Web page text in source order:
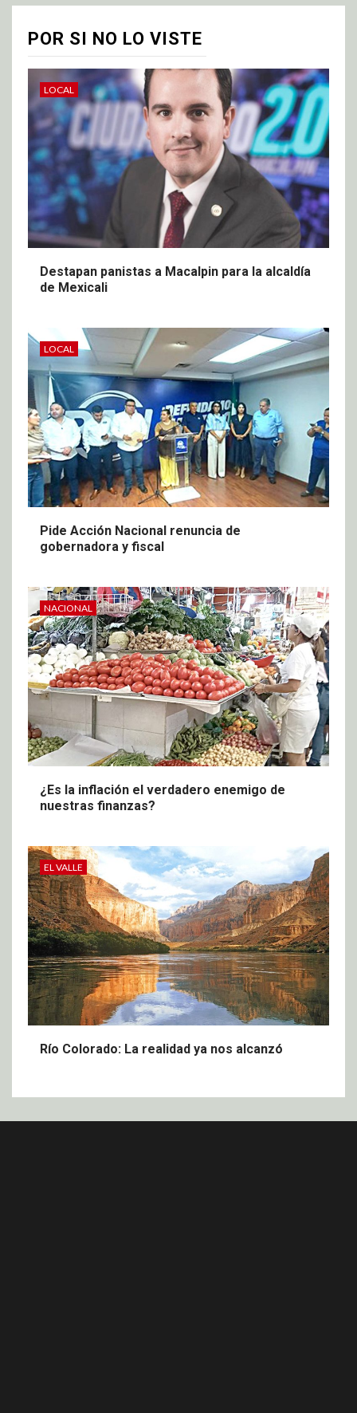
POR SI NO LO VISTE
LOCAL
Destapan panistas a Macalpin para la alcaldía
de Mexicali
LOCAL
Pide Acción Nacional renuncia de
gobernadora y fiscal
NACIONAL
¿Es la inflación el verdadero enemigo de
nuestras finanzas?
EL VALLE
Río Colorado: La realidad ya nos alcanzó